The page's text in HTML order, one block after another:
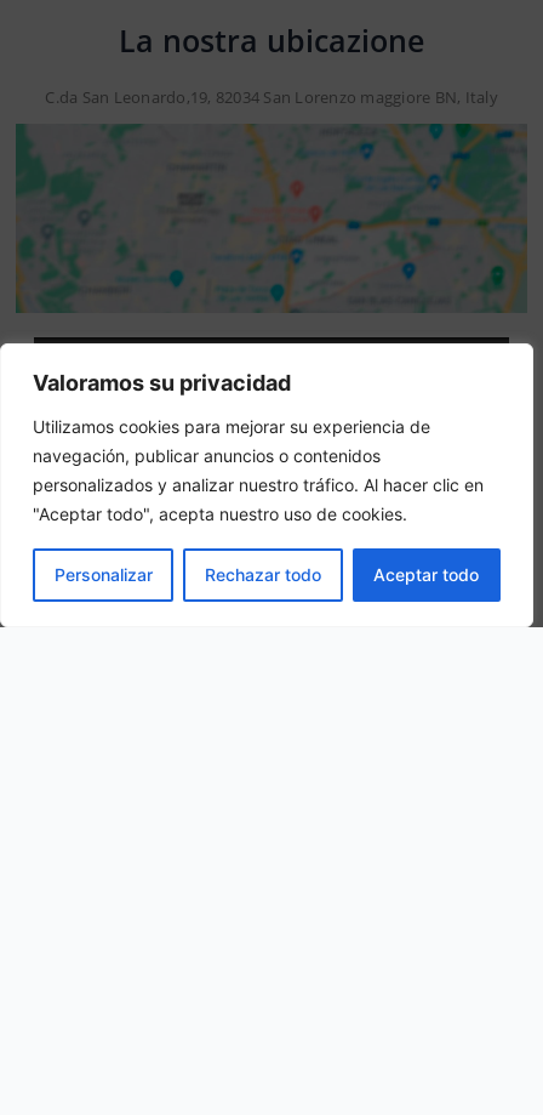
Valoramos su privacidad
Utilizamos cookies para mejorar su experiencia de
navegación, publicar anuncios o contenidos
personalizados y analizar nuestro tráfico. Al hacer clic en
"Aceptar todo", acepta nuestro uso de cookies.
Personalizar Rechazar todo Aceptar todo
La nostra ubicazione
C.da San Leonardo,19, 82034 San Lorenzo maggiore BN, Italy
Attenzione: questo non è un sito ufficiale. Questo sito
contiene informazioni sull hotel e offre un servizio di
prenotazione online.
Siete il proprietario di questo sito web?–
Altri hotel in città
PRENOTA